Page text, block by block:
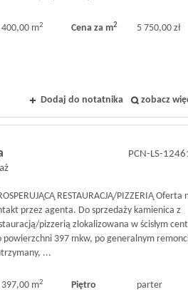
400,00 m2 Cena za m2 5 750,00 zł
Dodaj do notatnika zobacz
PCN-LS-
RESTAURACJĄ/PIZZERIĄ Oferta
przez agenta. Do sprzedaży kamienica z
pizzerią zlokalizowana w ścisłym
powierzchni 397 mkw, po generalnym
...
397,00 m2 Piętro
parter